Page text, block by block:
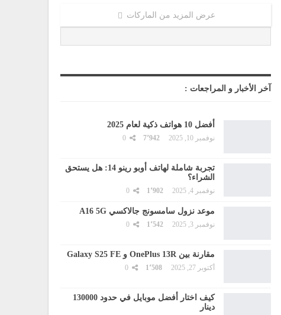
عرض المزيد من الماركات
آخر الأخبار و المراجعات :
أفضل 10 هواتف ذكية لعام 2025
نوفمبر 10, 2025 7٬942
تجربة شاملة لهاتف أوبو رينو 14: هل يستحق
الشراء؟
نوفمبر 4, 2025 1٬902
موعد نزول سامسونج جالاكسي A16 5G
نوفمبر 3, 2025 1٬542
مقارنة بين OnePlus 13R و Galaxy S25 FE
أكتوبر 27, 2025 1٬508
كيف اختار أفضل موبايل في حدود 130000
دينار